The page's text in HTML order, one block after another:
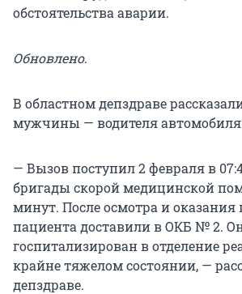
обстоятельства аварии.
Обновлено.
В областном депздраве
мужчины — водителя
— Вызов поступил 2 февраля в
бригады скорой медицинской
минут. После осмотра и
пациента доставили в ОКБ № 2.
госпитализирован в отделение
крайне тяжелом состоянии, —
депздраве.